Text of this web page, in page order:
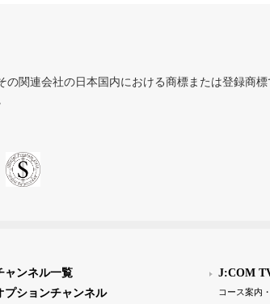
関連会社の日本国内における商標または登録商標
ャンネル一覧
プションチャンネル
J:COM
コース案内